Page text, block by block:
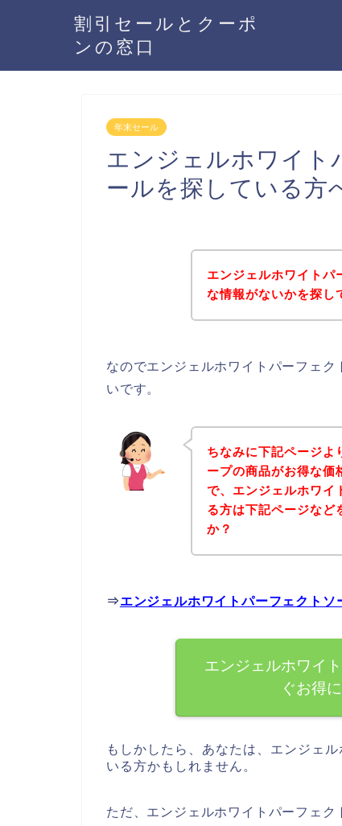
割引セールとクーポ
ンの窓口
年末セール
エンジェルホワイト
ールを探している方
エンジェルホワイトパ
な情報がないかを探し
なのでエンジェルホワイトパーフェ
いです。
ちなみに下記ページよ
ープの商品がお得な価
で、エンジェルホワイ
る方は下記ページなど
か？
⇒エンジェルホワイトパーフェクト
エンジェルホワイ
ぐお得
もしかしたら、あなたは、エンジェ
いる方かもしれません。
ただ、エンジェルホワイトパーフェ